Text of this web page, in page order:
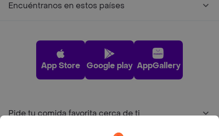
Encuéntranos en estos países
App Store Google play AppGallery
Pide tu comida favorita cerca de ti